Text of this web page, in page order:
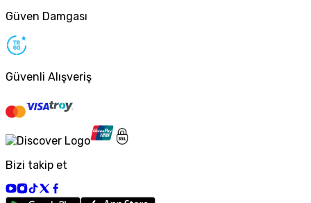
Güven Damgası
Güvenli Alışveriş
Bizi takip et